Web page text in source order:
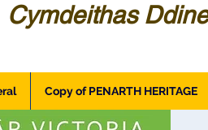
Cymdeithas
Copy of PENARTH HERITAGE